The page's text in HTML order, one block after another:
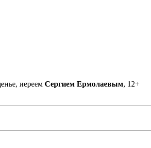
иереем Сергием Ермолаевым, 12+